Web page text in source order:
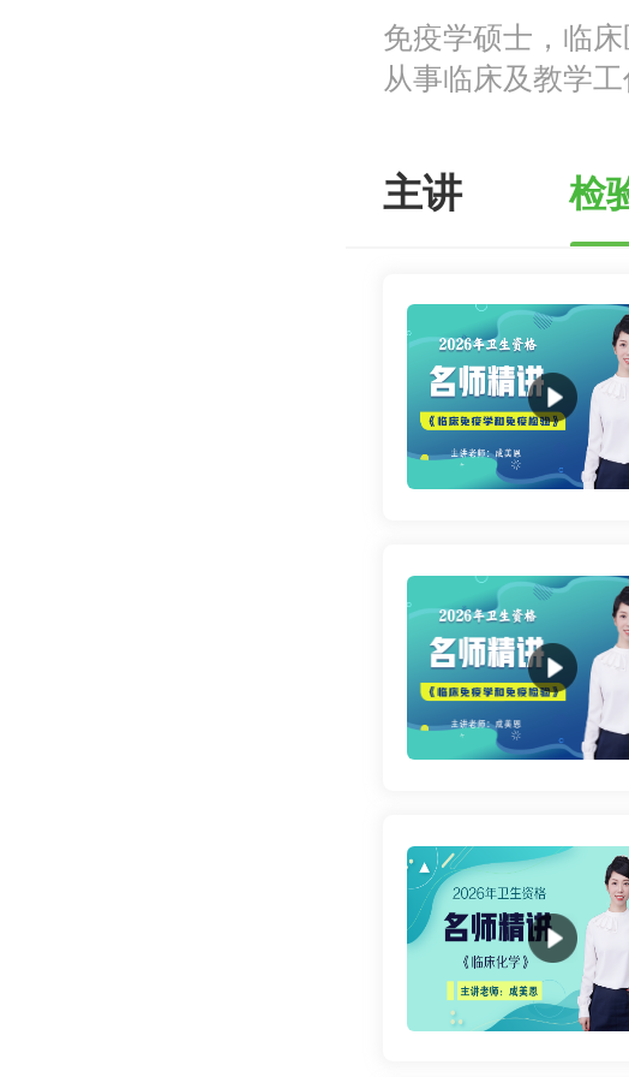
免疫学硕士，临
从事临床及教学
主讲 检